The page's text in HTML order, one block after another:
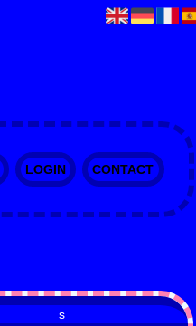
LOGIN CONTACT
s